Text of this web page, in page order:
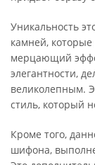
Уникальность
камней,
мерцающий
элегантности,
великолепным.
стиль, который
Кроме того,
шифона,